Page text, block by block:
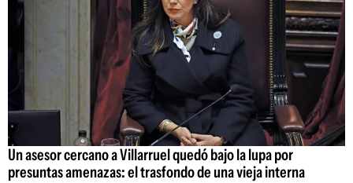
Un asesor cercano a Villarruel quedó bajo la lupa por
presuntas amenazas: el trasfondo de una vieja interna